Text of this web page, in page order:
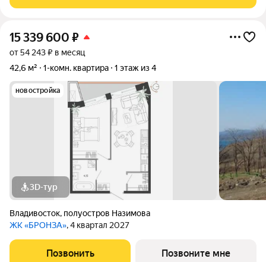
15 339 600 ₽
от 54 243 ₽ в месяц
42,6 м²
1-комн. квартира 1 этаж из 4
новостройка
3D-тур
Владивосток, полуостров Назимова
ЖК «БРОНЗА», 4 квартал 2027
Позвонить Позвоните мне